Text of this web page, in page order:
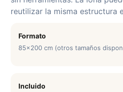
reutilizar la misma estructura
Formato
85x200 cm (otros tamaños
Incluido